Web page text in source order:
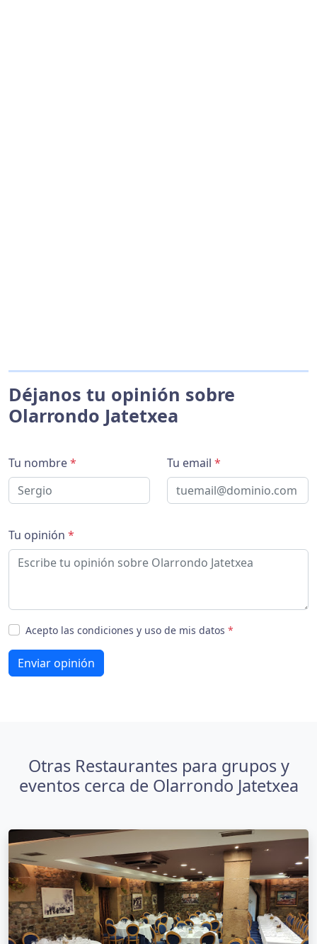
Déjanos tu opinión sobre
Olarrondo Jatetxea
Tu nombre* Tu email *
Tu opinión *
Acepto las condiciones y uso de mis datos *
Enviar opinión
Otras Restaurantes para grupos y
eventos cerca de Olarrondo Jatetxea